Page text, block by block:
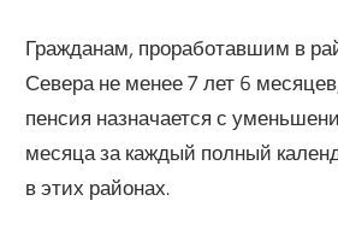
Гражданам, проработавшим в
Севера не менее 7 лет 6
пенсия назначается с
месяца за каждый полный
в этих районах.